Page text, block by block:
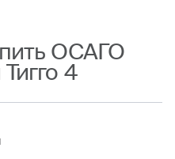
ОСАГО
4